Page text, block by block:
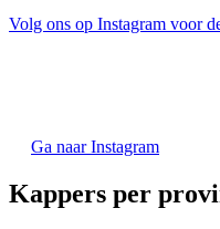
Volg ons op Instagram voor
Ga naar Instagram
Kappers per